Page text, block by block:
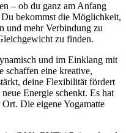
– ob du ganz am Anfang
Du bekommst die Möglichkeit,
und mehr Verbindung zu
zu finden.
und im Einklang mit
schaffen eine kreative,
deine Flexibilität fördert
Energie schenkt. Es hat
Die eigene Yogamatte